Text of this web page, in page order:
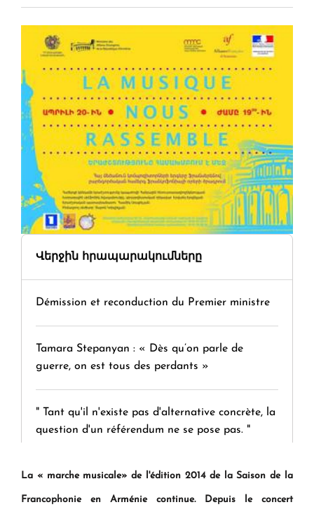
Վերջին հրապարակումները
Démission et reconduction du Premier ministre
Tamara Stepanyan : « Dès qu’on parle de
guerre, on est tous des perdants »
" Tant qu'il n'existe pas d'alternative concrète, la
question d'un référendum ne se pose pas. "
KASA : 30 ans d'audace, de résilience et d'avenir
en Arménie
La « marche musicale»de l'édition 2014 de la Saison de la
Francophonie en Arménie continue. Depuis le concert